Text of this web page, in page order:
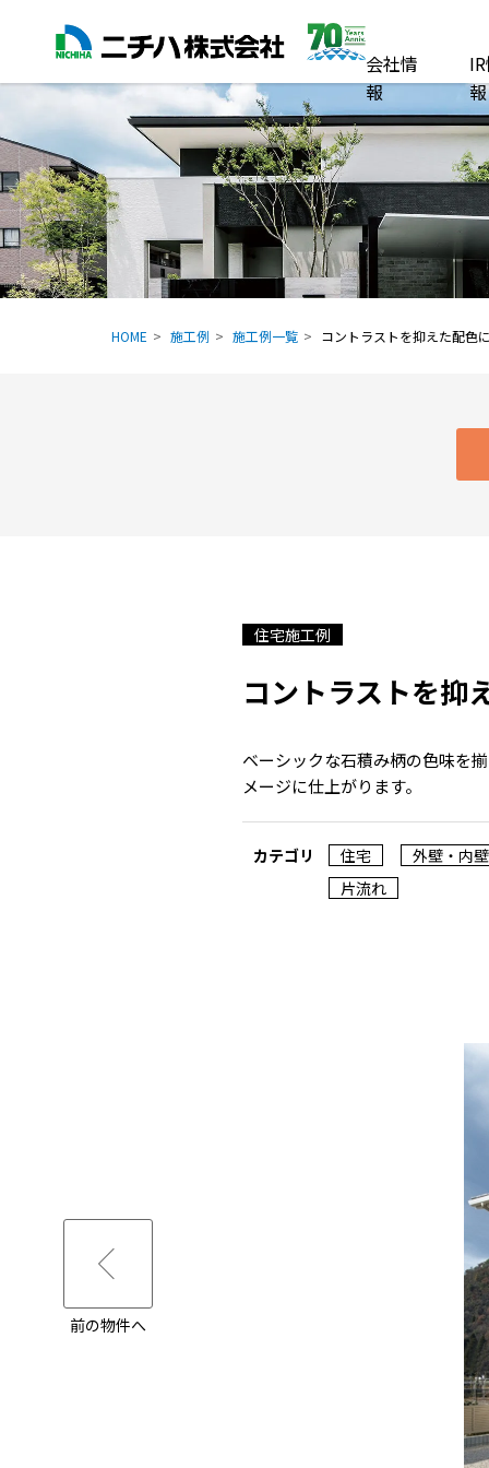
会社情
報
報
HOME 施工例 施工例一覧 コントラストを抑えた配色
住宅施工例
コントラストを抑
ベーシックな石積み柄の色味を
メージに仕上がります。
カテゴリ 住宅
外壁・内壁
片流れ
前の物件へ